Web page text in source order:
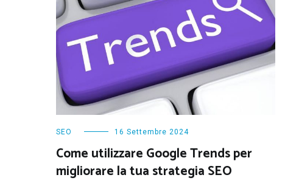
SEO 16 Settembre 2024
Come utilizzare Google Trends per
migliorare la tua strategia SEO